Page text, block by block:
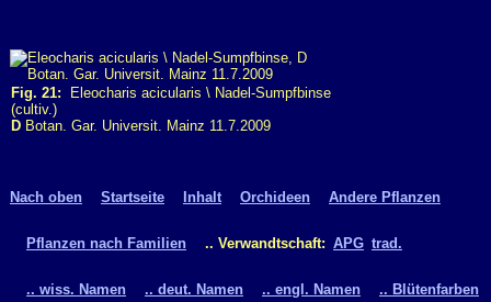
Fig. 21: Eleocharis acicularis \ Nadel-Sumpfbinse
(cultiv.)
D Botan. Gar. Universit. Mainz 11.7.2009
Nach oben Startseite Inhalt Orchideen Andere Pflanzen
Pflanzen nach Familien .. Verwandtschaft: APG trad.
.. wiss. Namen .. deut. Namen .. engl. Namen .. Blütenfarben